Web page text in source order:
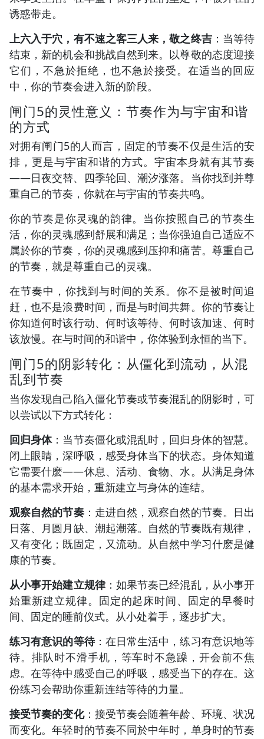
诱惑带走。
上六入于穴，有不速之客三人来，敬之终吉：当等待
结束，新的机会和挑战自然到来。以尊敬的态度迎接
它们，不急於拒绝，也不急於接受。在适当的回应
中，你的节奏会进入新的阶段。
闸门5的灵性意义：节奏作为与宇宙和谐
的方式
对拥有闸门5的人而言，固定的节奏不仅是生活的安
排，更是与宇宙和谐的方式。宇宙本身就有其节奏
——日夜交替、四季轮回、潮汐涨落。当你找到并尊
重自己的节奏，你就在与宇宙的节奏共鸣。
你的节奏是你灵魂的韵律。当你按照自己的节奏生
活，你的灵魂感到舒展和满足；当你强迫自己适应不
属於你的节奏，你的灵魂感到压抑和痛苦。尊重自己
的节奏，就是尊重自己的灵魂。
在节奏中，你找到与时间的关系。你不是被时间追
赶，也不是浪费时间，而是与时间共舞。你的节奏让
你知道何时该行动、何时该等待、何时该加速、何时
该放慢。在与时间的和谐中，你体验到永恒的当下。
闸门5的阴影转化：从僵化到流动，从混
乱到节奏
当你发现自己陷入僵化节奏或节奏混乱的阴影时，可
以尝试以下方式转化：
回归身体：当节奏僵化或混乱时，回归身体的智慧。
闭上眼睛，深呼吸，感受身体当下的状态。身体知道
它需要什麽——休息、活动、食物、水。从满足身体
的基本需求开始，重新建立与身体的连结。
观察自然的节奏：走进自然，观察自然的节奏。日出
日落、月圆月缺、潮起潮落。自然的节奏既有规律，
又有变化；既固定，又流动。从自然中学习什麽是健
康的节奏。
从小事开始建立规律：如果节奏已经混乱，从小事开
始重新建立规律。固定的起床时间、固定的早餐时
间、固定的睡前仪式。从小处着手，逐步扩大。
练习有意识的等待：在日常生活中，练习有意识地等
待。排队时不滑手机，等车时不急躁，开会前不焦
虑。在等待中感受自己的呼吸，感受当下的存在。这
份练习会帮助你重新连结等待的力量。
接受节奏的变化：接受节奏会随着年龄、环境、状况
而变化。年轻时的节奏不同於中年时，单身时的节奏